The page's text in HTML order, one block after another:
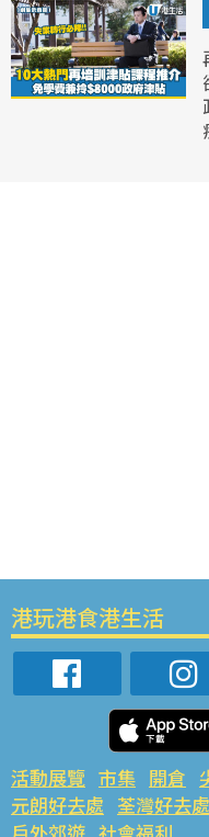
港玩港食港生活
活動展覽 市集 開倉
元朗好去處 荃灣好去處